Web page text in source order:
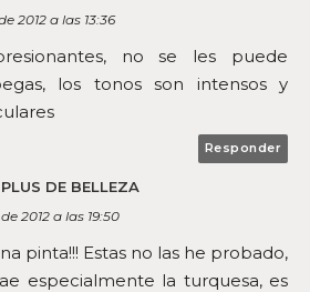
2012 a las 13:36
no se les puede
los tonos son intensos y
Responder
DE BELLEZA
2012 a las 19:50
pinta!!! Estas no las he probado,
especialmente la turquesa, es